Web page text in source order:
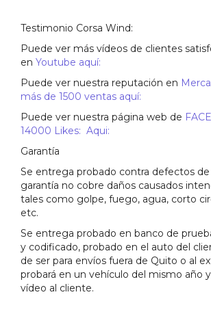
Testimonio Corsa Wind:
Puede ver más vídeos de clientes
en Youtube aquí:
Puede ver nuestra reputación en
más de 1500 ventas aquí:
Puede ver nuestra página web de
14000 Likes: Aqui:
Garantía
Se entrega probado contra defectos de
garantía no cobre daños causados
tales como golpe, fuego, agua, corto
etc.
Se entrega probado en banco de
y codificado, probado en el auto del
de ser para envíos fuera de Quito o al
probará en un vehículo del mismo año
vídeo al cliente.